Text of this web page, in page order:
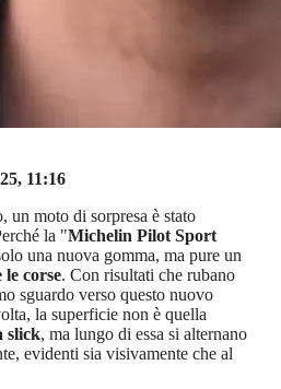
11:16
un moto di sorpresa è stato
la "Michelin Pilot Sport
una nuova gomma, ma pure un
corse. Con risultati che rubano
sguardo verso questo nuovo
la superficie non è quella
slick, ma lungo di essa si alternano
evidenti sia visivamente che al